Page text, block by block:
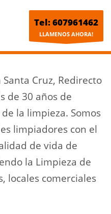
Tel: 607961462
LLAMENOS AHORA!
Cruz, Redirecto
de 30 años de
la limpieza. Somos
limpiadores con el
de vida de
la Limpieza de
locales comerciales